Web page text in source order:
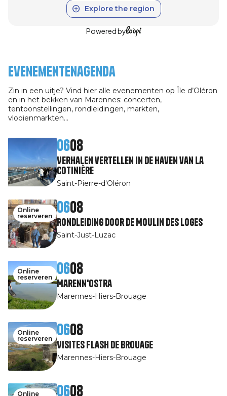
Explore the region
Powered by
Evenementenagenda
Zin in een uitje? Vind hier alle evenementen op Île d’Oléron
en in het bekken van Marennes: concerten,
tentoonstellingen, rondleidingen, markten,
vlooienmarkten…
0608
Verhalen vertellen in de haven van La
Cotinière
Saint-Pierre-d'Oléron
Online
reserveren
0608
Rondleiding door de Moulin des Loges
Saint-Just-Luzac
Online
reserveren
0608
Marenn'Ostra
Marennes-Hiers-Brouage
Online
reserveren
0608
Visites Flash de Brouage
Marennes-Hiers-Brouage
Online
0608